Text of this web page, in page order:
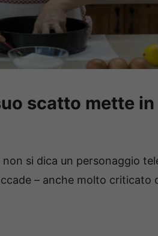
scatto mette
si dica un personaggio
– anche molto criticato